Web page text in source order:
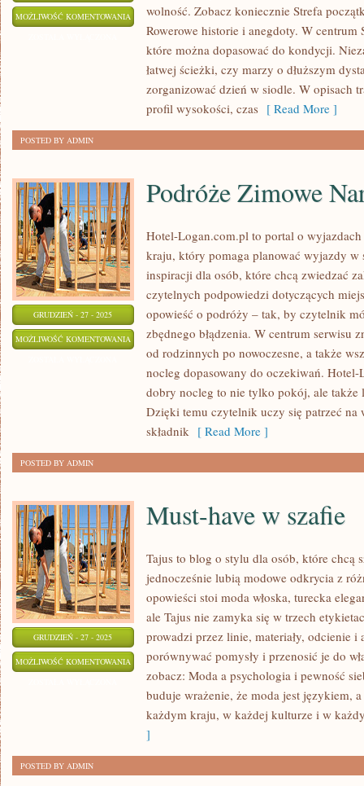
MOŻLIWOŚĆ KOMENTOWANIA JEDZENIE
ROWERZYSTÓW
wolność. Zobacz koniecznie Strefa
Rowerowe historie i anegdoty. W centrum
które można dopasować do kondycji.
łatwej ścieżki, czy marzy o dłuższym
zorganizować dzień w siodle. W opisach
profil wysokości, czas [ Read More ]
POSTED BY ADMIN
GRUDZIEŃ - 27 - 2025
MOŻLIWOŚĆ KOMENTOWANIA PODRÓŻE
ZIMOWE
NARTY
KULIGI
Podróże Zimowe
Hotel-Logan.com.pl to portal o
kraju, który pomaga planować wyjazdy w
inspiracji dla osób, które chcą zwiedzać
czytelnych podpowiedzi dotyczących
opowieść o podróży – tak, by czytelnik
zbędnego błądzenia. W centrum serwisu
od rodzinnych po nowoczesne, a także
nocleg dopasowany do oczekiwań.
dobry nocleg to nie tylko pokój, ale także
Dzięki temu czytelnik uczy się patrzeć
składnik [ Read More ]
POSTED BY ADMIN
GRUDZIEŃ - 27 - 2025
MOŻLIWOŚĆ KOMENTOWANIA MUST-
HAVE
SZAFIE
Must-have w szafie
Tajus to blog o stylu dla osób, które chcą
jednocześnie lubią modowe odkrycia z
opowieści stoi moda włoska, turecka
ale Tajus nie zamyka się w trzech
prowadzi przez linie, materiały, odcienie
porównywać pomysły i przenosić je do
zobacz: Moda a psychologia i pewność
buduje wrażenie, że moda jest językiem,
każdym kraju, w każdej kulturze i w
]
POSTED BY ADMIN